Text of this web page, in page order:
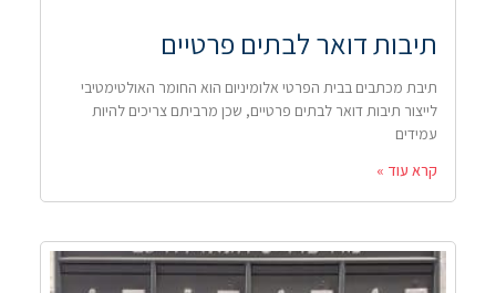
תיבות דואר לבתים פרטיים
תיבת מכתבים בבית הפרטי אלומיניום הוא החומר האולטימטיבי
לייצור תיבות דואר לבתים פרטיים, שכן מרביתם צריכים להיות
עמידים
קרא עוד »